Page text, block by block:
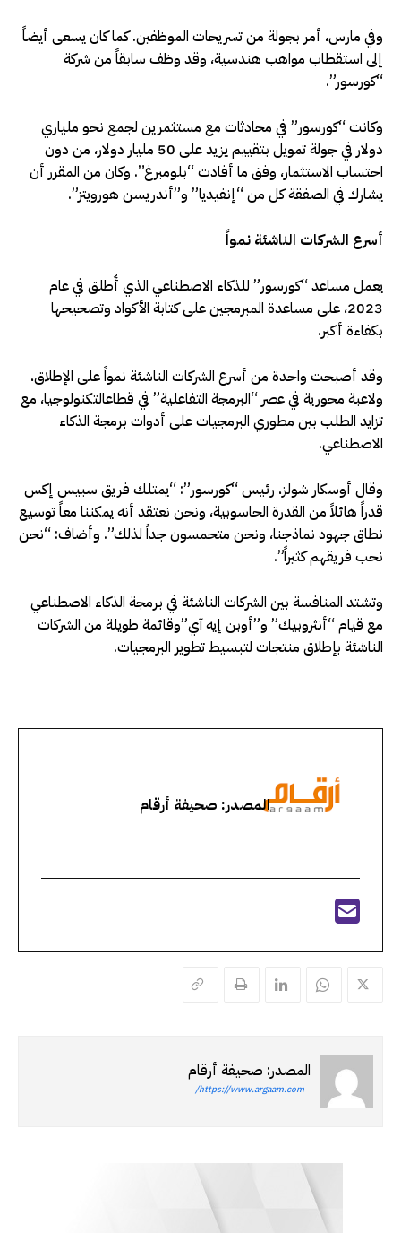
وفي مارس، أمر بجولة من تسريحات الموظفين. كما كان يسعى أيضاً
إلى استقطاب مواهب هندسية، وقد وظف سابقاً من شركة
“كورسور”.
وكانت “كورسور” في محادثات مع مستثمرين لجمع نحو ملياري
دولار في جولة تمويل بتقييم يزيد على 50 مليار دولار، من دون
احتساب الاستثمار، وفق ما أفادت “بلومبرغ”. وكان من المقرر أن
يشارك في الصفقة كل من “إنفيديا” و”أندريسن هورويتز”.
أسرع الشركات الناشئة نمواً
يعمل مساعد “كورسور” للذكاء الاصطناعي الذي أُطلق في عام
2023، على مساعدة المبرمجين على كتابة الأكواد وتصحيحها
بكفاءة أكبر.
وقد أصبحت واحدة من أسرع الشركات الناشئة نمواً على الإطلاق،
ولاعبة محورية في عصر “البرمجة التفاعلية” في قطاعالتكنولوجيا، مع
تزايد الطلب بين مطوري البرمجيات على أدوات برمجة الذكاء
الاصطناعي.
وقال أوسكار شولز، رئيس “كورسور”: “يمتلك فريق سبيس إكس
قدراً هائلاً من القدرة الحاسوبية، ونحن نعتقد أنه يمكننا معاً توسيع
نطاق جهود نماذجنا، ونحن متحمسون جداً لذلك”. وأضاف: “نحن
نحب فريقهم كثيراً”.
وتشتد المنافسة بين الشركات الناشئة في برمجة الذكاء الاصطناعي
مع قيام “أنثروبيك” و”أوبن إيه آي”وقائمة طويلة من الشركات
الناشئة بإطلاق منتجات لتبسيط تطوير البرمجيات.
المصدر: صحيفة أرقام
المصدر: صحيفة أرقام
https://www.argaam.com/